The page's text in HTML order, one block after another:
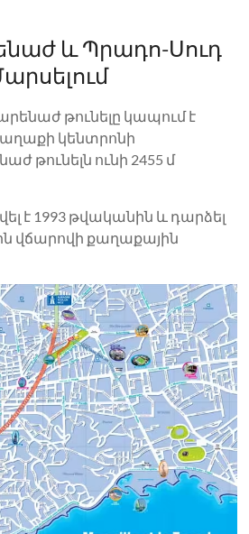
և Պրադո-Սուդ
թունելը կապում է
կենտրոնի
թունելն ունի 2455 մ
է 1993 թվականին և դարձել
վճարովի քաղաքային